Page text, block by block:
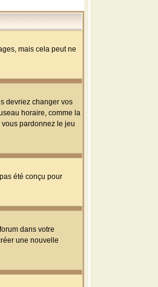
mais cela peut ne
devriez changer vos
horaire, comme la
pardonnez le jeu
été conçu pour
dans votre
une nouvelle